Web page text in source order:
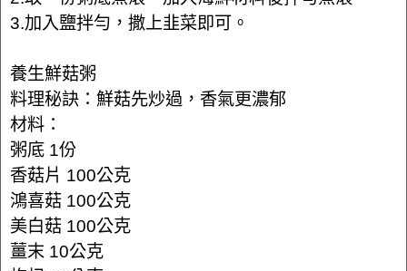
3.加入鹽拌勻，撒上韭菜即可。
養生鮮菇粥
料理秘訣：鮮菇先炒過，香氣更濃郁
材料：
粥底 1份
香菇片 100公克
鴻喜菇 100公克
美白菇 100公克
薑末 10公克